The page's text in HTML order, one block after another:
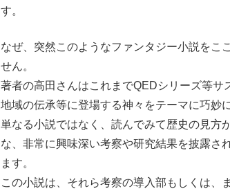
す。
なぜ、突然このようなファンタジー小説をこ
せん。
著者の高田さんはこれまでQEDシリーズ等
地域の伝承等に登場する神々をテーマに巧妙
単なる小説ではなく、読んでみて歴史の見方
な、非常に興味深い考察や研究結果を披露さ
ます。
この小説は、それら考察の導入部もしくは、